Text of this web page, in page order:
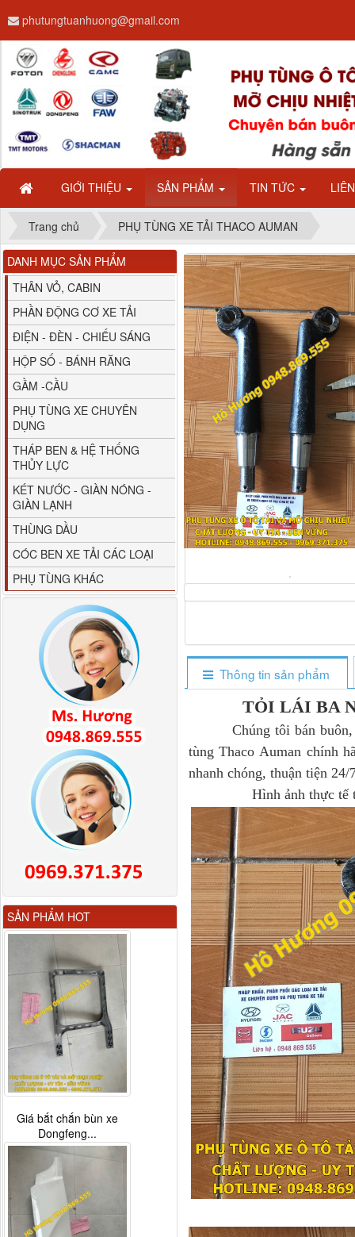
GIỚI THIỆU SẢN PHẨM TIN TỨC
phutungtuanhuong@gmail.com
Trang chủ PHỤ TÙNG XE TẢI THACO AUMAN
Thông tin sản phẩm
TỎI LÁI BA
Chúng tôi bán buôn,
tùng Thaco Auman chính
nhanh chóng, thuận tiện 24/
Hình ảnh thực tế tỏi
DANH MỤC SẢN PHẨM
THÂN VỎ, CABIN
PHẦN ĐỘNG CƠ XE TẢI
ĐIỆN - ĐÈN - CHIẾU SÁNG
HỘP SỐ - BÁNH RĂNG
GẦM -CẦU
PHỤ TÙNG XE CHUYÊN
DỤNG
THÁP BEN & HỆ THỐNG
THỦY LỰC
KÉT NƯỚC - GIÀN NÓNG -
GIÀN LẠNH
THÙNG DẦU
CÓC BEN XE TẢI CÁC LOẠI
PHỤ TÙNG KHÁC
SẢN PHẨM HOT
Dây ga CAMC H08 dài
2.68m
Bình nước phụ
Chenglong hải âu...
80YHCB-60 Bơm xăng
dầu 60m3/h...
M4610162101A0 Tapbi
cửa Thaco...
Gương chiếu hậu FAW
JH6 có sấy...
Giá bắt chắn bùn xe
Dongfeng...